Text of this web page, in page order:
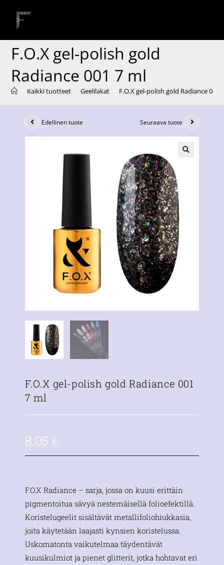
F.O.X gel-polish gold
Radiance 001 7 ml
Kaikki tuotteet Geelilakat F.O.X gel-polish gold Radiance 001
Edellinen tuote Seuraava tuote
F.O.X gel-polish gold Radiance 001
7 ml
8.05 €
F.O.X Radiance – sarja, jossa on kuusi erittäin
pigmentoitua sävyä nestemäisellä folioefektillä.
Koristelugeelit sisältävät metallifoliohiukkasia,
joita käytetään laajasti kynsien koristelussa.
Uskomatonta vaikutelmaa täydentävät
kuusikulmiot ja pienet glitterit, jotka hohtavat eri